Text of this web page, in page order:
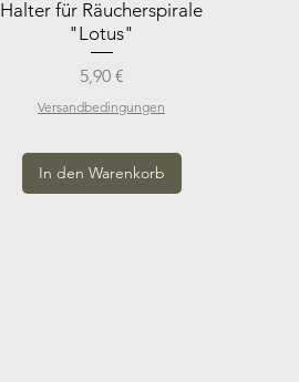
Halter für Räucherspirale
"Lotus"
Preis
5,90 €
Versandbedingungen
In den Warenkorb